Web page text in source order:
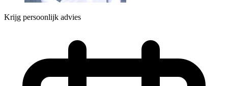
Krijg persoonlijk advies